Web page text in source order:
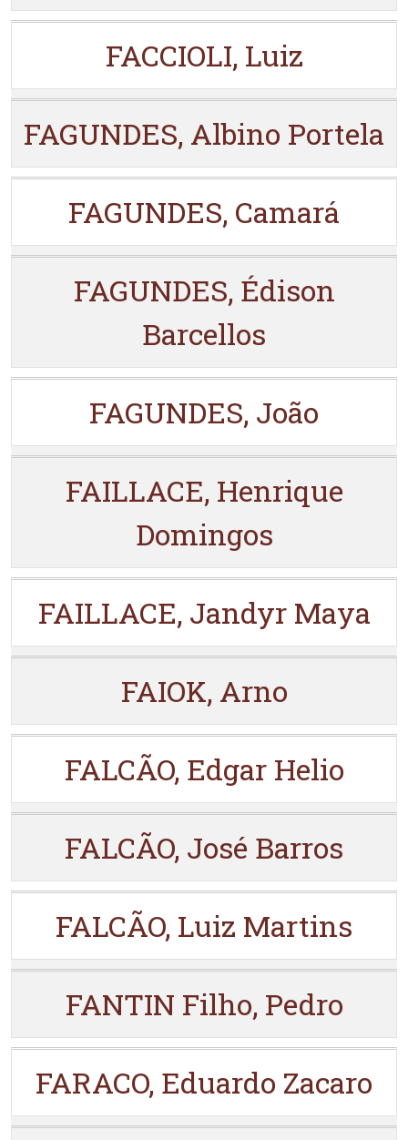
FACCIOLI, Luiz
FAGUNDES, Albino Portela
FAGUNDES, Camará
FAGUNDES, Édison
Barcellos
FAGUNDES, João
FAILLACE, Henrique
Domingos
FAILLACE, Jandyr Maya
FAIOK, Arno
FALCÃO, Edgar Helio
FALCÃO, José Barros
FALCÃO, Luiz Martins
FANTIN Filho, Pedro
FARACO, Eduardo Zacaro